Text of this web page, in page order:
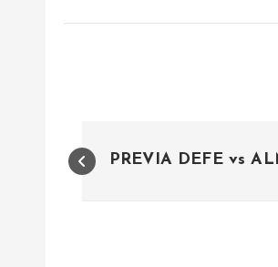
N
PREVIA DEFE vs